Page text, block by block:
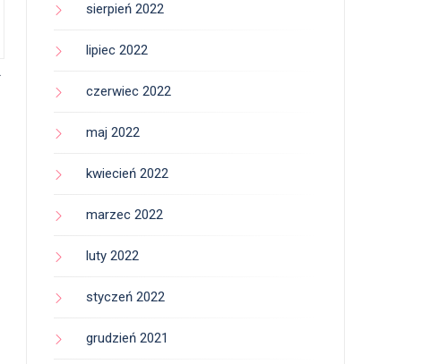
sierpień 2022
lipiec 2022
czerwiec 2022
maj 2022
kwiecień 2022
marzec 2022
luty 2022
styczeń 2022
grudzień 2021